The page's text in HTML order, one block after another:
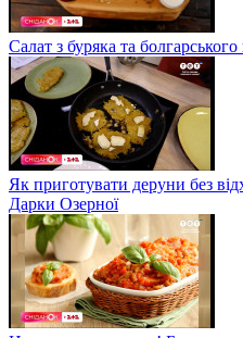
Салат з буряка та
Як приготувати деруни без
Дарки Озерної